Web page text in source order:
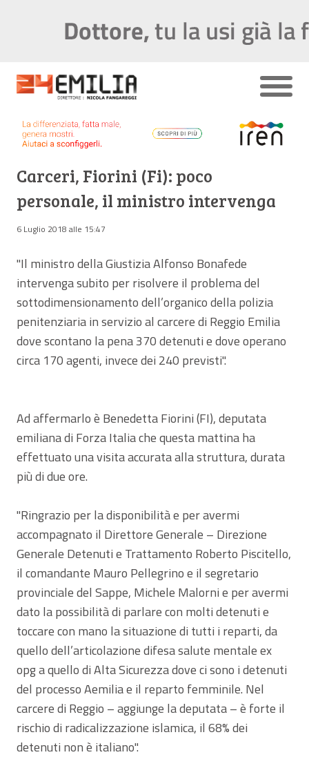
Carceri, Fiorini (Fi): poco
personale, il ministro intervenga
6 Luglio 2018 alle 15:47
"Il ministro della Giustizia Alfonso Bonafede
intervenga subito per risolvere il problema del
sottodimensionamento dell’organico della polizia
penitenziaria in servizio al carcere di Reggio Emilia
dove scontano la pena 370 detenuti e dove operano
circa 170 agenti, invece dei 240 previsti".
Ad affermarlo è Benedetta Fiorini (FI), deputata
emiliana di Forza Italia che questa mattina ha
effettuato una visita accurata alla struttura, durata
più di due ore.
"Ringrazio per la disponibilità e per avermi
accompagnato il Direttore Generale – Direzione
Generale Detenuti e Trattamento Roberto Piscitello,
il comandante Mauro Pellegrino e il segretario
provinciale del Sappe, Michele Malorni e per avermi
dato la possibilità di parlare con molti detenuti e
toccare con mano la situazione di tutti i reparti, da
quello dell’articolazione difesa salute mentale ex
opg a quello di Alta Sicurezza dove ci sono i detenuti
del processo Aemilia e il reparto femminile. Nel
carcere di Reggio – aggiunge la deputata – è forte il
rischio di radicalizzazione islamica, il 68% dei
detenuti non è italiano".